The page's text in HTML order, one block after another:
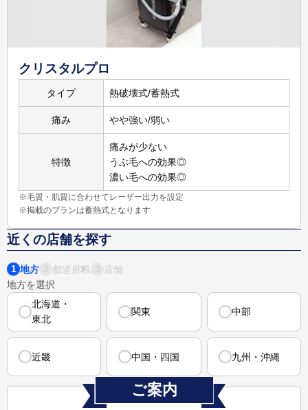
脚5回
クリスタルプロ
タイプ 熱破壊式/蓄熱式
痛み やや強い/弱い
特徴
痛みが少ない
うぶ毛への効果◎
濃い毛への効果◎
※毛質・肌質に合わせてレーザー出力を設定
※掲載のプランは蓄熱式となります
近くの店舗を探す
1 地方 2 都道府県 3 店舗
地方を選択
北海道・
東北
関東 中部
近畿 中国・四国 九州・沖縄
ご案内